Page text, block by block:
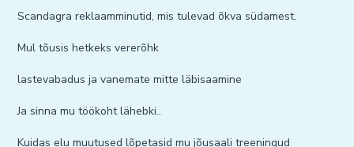
Scandagra reklaamminutid, mis tulevad õkva südamest.
Mul tõusis hetkeks vererõhk
lastevabadus ja vanemate mitte läbisaamine
Ja sinna mu töökoht lähebki..
Kuidas elu muutused lõpetasid mu jõusaali treeningud